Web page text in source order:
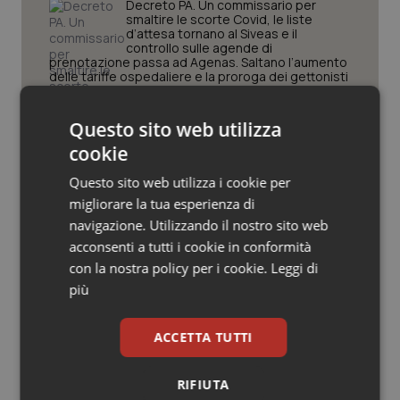
Veneto
Oncoematologia
Psoriasi & pelle
Quotidiano Cardiologia
Quotidiano Chirurgia
Quotidiano Oncologia
Quotidiano Pediatria
Decreto PA. Un commissario per
smaltire le scorte Covid, le liste
d’attesa tornano al Siveas e il
controllo sulle agende di
prenotazione passa ad Agenas. Saltano l’aumento
delle tariffe ospedaliere e la proroga dei gettonisti
Università. Bernini firma il decreto:
27.000 posti per Medicina, 3.000 in
più rispetto a scorso anno
Pnrr Salute. Missione 6 verso il
traguardo, in chiusura la
rendicontazione degli obiettivi per la
X e ultima rata
Proseguono monitoraggi e campagna
informativa
Questo sito web utilizza
cookie
Questo sito web utilizza i cookie per
migliorare la tua esperienza di
navigazione. Utilizzando il nostro sito web
acconsenti a tutti i cookie in conformità
con la nostra policy per i cookie. Leggi di
più
ACCETTA TUTTI
RIFIUTA